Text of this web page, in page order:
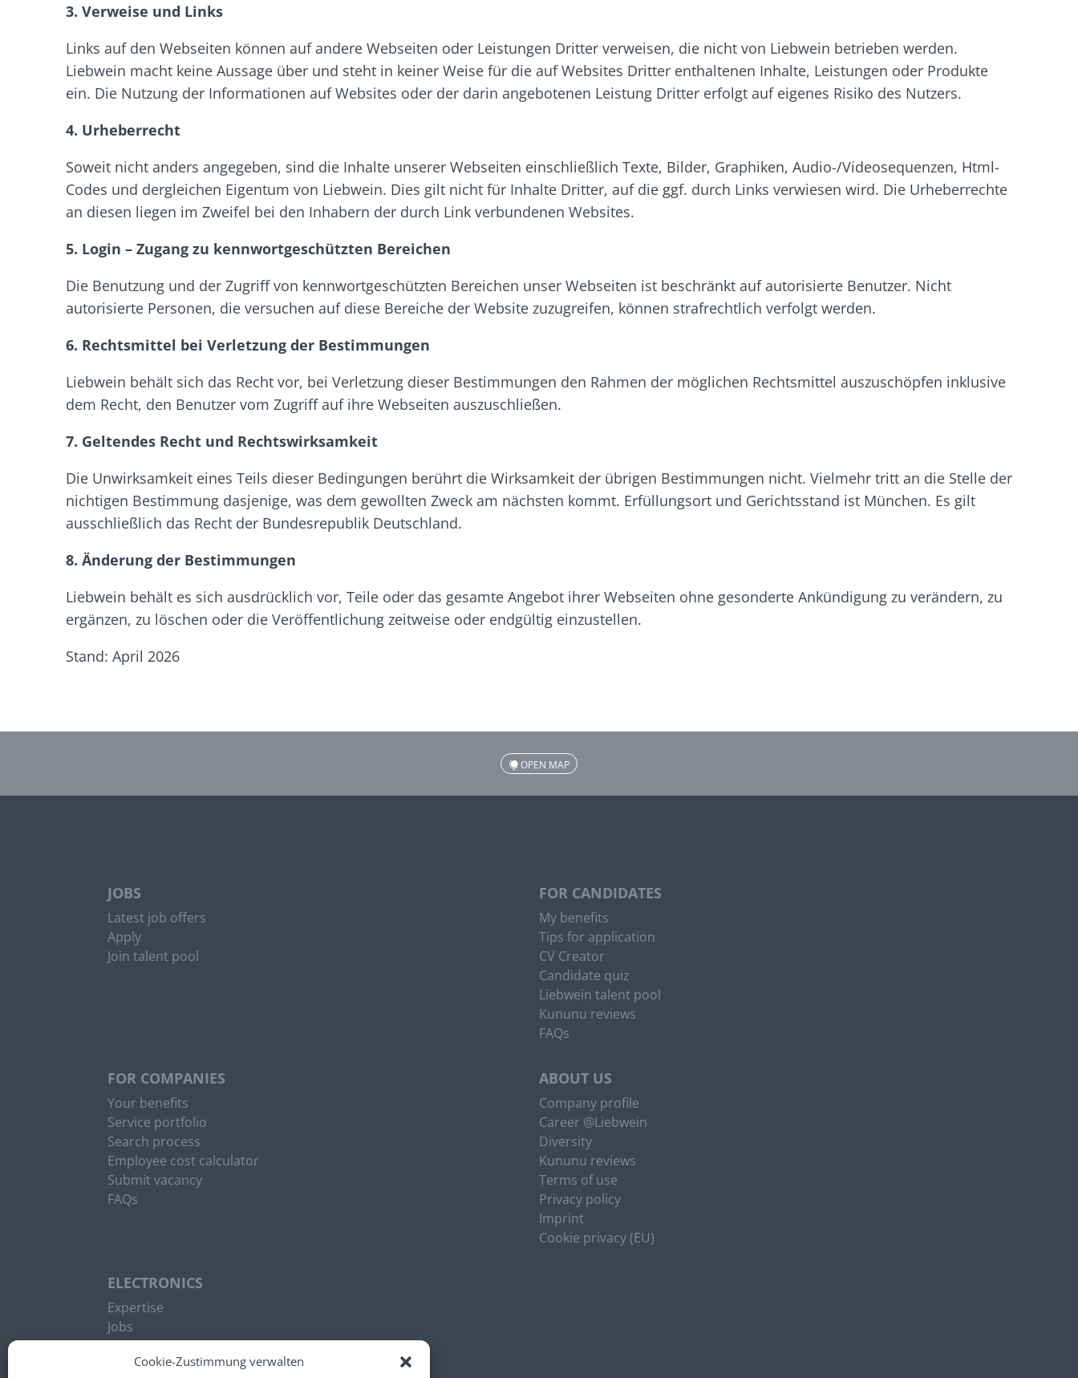
Cookie-Zustimmung verwalten
3. Verweise und Links
Links auf den Webseiten können auf andere Webseiten oder Leistungen Dritter verweisen, die nicht von Liebwein betrieben werden.
Liebwein macht keine Aussage über und steht in keiner Weise für die auf Websites Dritter enthaltenen Inhalte, Leistungen oder Produkte
ein. Die Nutzung der Informationen auf Websites oder der darin angebotenen Leistung Dritter erfolgt auf eigenes Risiko des Nutzers.
4. Urheberrecht
Soweit nicht anders angegeben, sind die Inhalte unserer Webseiten einschließlich Texte, Bilder, Graphiken, Audio-/Videosequenzen, Html-
Codes und dergleichen Eigentum von Liebwein. Dies gilt nicht für Inhalte Dritter, auf die ggf. durch Links verwiesen wird. Die Urheberrechte
an diesen liegen im Zweifel bei den Inhabern der durch Link verbundenen Websites.
5. Login – Zugang zu kennwortgeschützten Bereichen
Die Benutzung und der Zugriff von kennwortgeschützten Bereichen unser Webseiten ist beschränkt auf autorisierte Benutzer. Nicht
autorisierte Personen, die versuchen auf diese Bereiche der Website zuzugreifen, können strafrechtlich verfolgt werden.
6. Rechtsmittel bei Verletzung der Bestimmungen
Liebwein behält sich das Recht vor, bei Verletzung dieser Bestimmungen den Rahmen der möglichen Rechtsmittel auszuschöpfen inklusive
dem Recht, den Benutzer vom Zugriff auf ihre Webseiten auszuschließen.
7. Geltendes Recht und Rechtswirksamkeit
Die Unwirksamkeit eines Teils dieser Bedingungen berührt die Wirksamkeit der übrigen Bestimmungen nicht. Vielmehr tritt an die Stelle der
nichtigen Bestimmung dasjenige, was dem gewollten Zweck am nächsten kommt. Erfüllungsort und Gerichtsstand ist München. Es gilt
ausschließlich das Recht der Bundesrepublik Deutschland.
8. Änderung der Bestimmungen
Liebwein behält es sich ausdrücklich vor, Teile oder das gesamte Angebot ihrer Webseiten ohne gesonderte Ankündigung zu verändern, zu
ergänzen, zu löschen oder die Veröffentlichung zeitweise oder endgültig einzustellen.
Stand: April 2026
OPEN MAP
JOBS
Latest job offers
Apply
Join talent pool
FOR CANDIDATES
My benefits
Tips for application
CV Creator
Candidate quiz
Liebwein talent pool
Kununu reviews
FAQs
FOR COMPANIES
Your benefits
Service portfolio
Search process
Employee cost calculator
Submit vacancy
FAQs
ABOUT US
Company profile
Career @Liebwein
Diversity
Kununu reviews
Terms of use
Privacy policy
Imprint
Cookie privacy (EU)
ELECTRONICS
Expertise
Jobs
News